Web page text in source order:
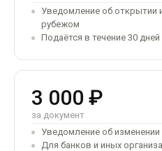
Уведомление об открытии
рубежом
Подаётся в течение 30
3 000 ₽
за документ
Уведомление об изменении
Для банков и иных